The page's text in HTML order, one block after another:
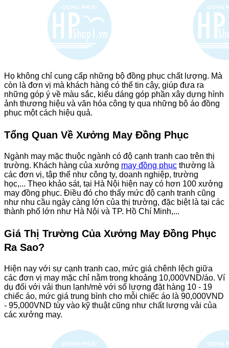
Họ không chỉ cung cấp những bộ đồng phục chất lượng. Mà
còn là đơn vị mà khách hàng có thể tin cậy, giúp đưa ra
những góp ý về màu sắc, kiểu dáng góp phần xây dựng hình
ảnh thương hiệu và văn hóa công ty qua những bộ áo đồng
phục một cách hiệu quả.
Tổng Quan Về Xưởng May Đồng Phục
Ngành may mặc thuộc ngành có độ cạnh tranh cao trên thị
trường. Khách hàng của xưởng may đồng phục thường là
các đơn vị, tập thể như công ty, doanh nghiệp, trường
học,... Theo khảo sát, tại Hà Nội hiện nay có hơn 100 xưởng
may đồng phục. Điều đó cho thấy mức độ cạnh tranh cũng
như nhu cầu ngày càng lớn của thị trường, đặc biệt là tại các
thành phố lớn như Hà Nội và TP. Hồ Chí Minh,...
Giá Thị Trường Của Xưởng May Đồng Phục
Ra Sao?
Hiện nay với sự cạnh tranh cao, mức giá chênh lệch giữa
các đơn vị may mặc chỉ nằm trong khoảng 10,000VND/áo. Ví
dụ đối với vải thun lạnh/mè với số lượng đặt hàng 10 - 19
chiếc áo, mức giá trung bình cho mỗi chiếc áo là 90,000VND
- 95,000VND tùy vào kỹ thuật cũng như chất lượng vải của
các xưởng may.